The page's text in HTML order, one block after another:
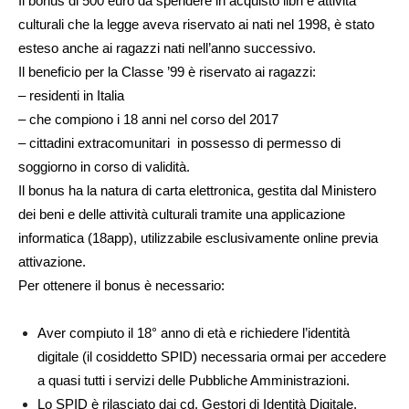
culturali che la legge aveva riservato ai nati nel 1998, è stato
esteso anche ai ragazzi nati nell’anno successivo.
Il beneficio per la Classe ’99 è riservato ai ragazzi:
– residenti in Italia
– che compiono i 18 anni nel corso del 2017
– cittadini extracomunitari in possesso di permesso di
soggiorno in corso di validità.
Il bonus ha la natura di carta elettronica, gestita dal Ministero
dei beni e delle attività culturali tramite una applicazione
informatica (18app), utilizzabile esclusivamente online previa
attivazione.
Per ottenere il bonus è necessario:
Aver compiuto il 18° anno di età e richiedere l’identità
digitale (il cosiddetto SPID) necessaria ormai per accedere
a quasi tutti i servizi delle Pubbliche Amministrazioni.
Lo SPID è rilasciato dai cd. Gestori di Identità Digitale,